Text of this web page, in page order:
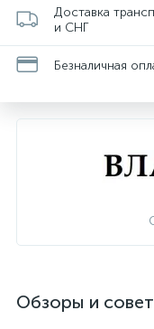
Доставка
и СНГ
Безналичная
Обзоры и